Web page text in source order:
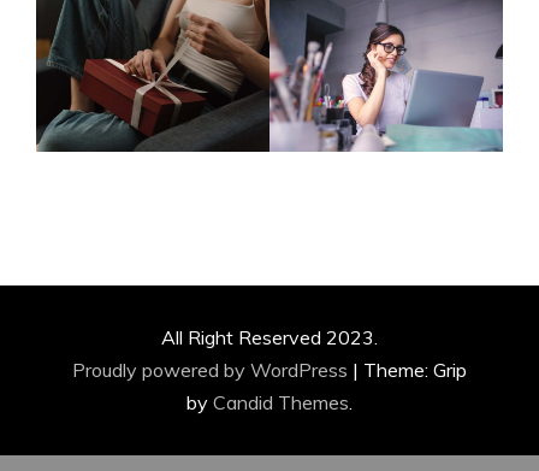
All Right Reserved 2023.
Proudly powered by WordPress | Theme: Grip
by Candid Themes.